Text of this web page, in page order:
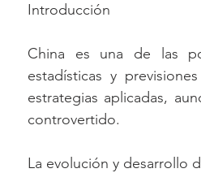
Introducción
China es una de las
estadísticas y
estrategias aplicadas,
controvertido.
La evolución y desarrollo